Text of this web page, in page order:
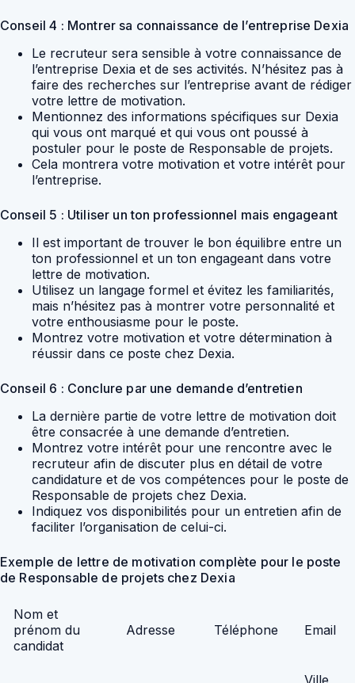
Conseil 4 : Montrer sa connaissance de l’entreprise Dexia
Le recruteur sera sensible à votre connaissance de
l’entreprise Dexia et de ses activités. N’hésitez pas à
faire des recherches sur l’entreprise avant de rédiger
votre lettre de motivation.
Mentionnez des informations spécifiques sur Dexia
qui vous ont marqué et qui vous ont poussé à
postuler pour le poste de Responsable de projets.
Cela montrera votre motivation et votre intérêt pour
l’entreprise.
Conseil 5 : Utiliser un ton professionnel mais engageant
Il est important de trouver le bon équilibre entre un
ton professionnel et un ton engageant dans votre
lettre de motivation.
Utilisez un langage formel et évitez les familiarités,
mais n’hésitez pas à montrer votre personnalité et
votre enthousiasme pour le poste.
Montrez votre motivation et votre détermination à
réussir dans ce poste chez Dexia.
Conseil 6 : Conclure par une demande d’entretien
La dernière partie de votre lettre de motivation doit
être consacrée à une demande d’entretien.
Montrez votre intérêt pour une rencontre avec le
recruteur afin de discuter plus en détail de votre
candidature et de vos compétences pour le poste de
Responsable de projets chez Dexia.
Indiquez vos disponibilités pour un entretien afin de
faciliter l’organisation de celui-ci.
Exemple de lettre de motivation complète pour le poste
de Responsable de projets chez Dexia
Nom et
prénom du
candidat
Adresse Téléphone Email